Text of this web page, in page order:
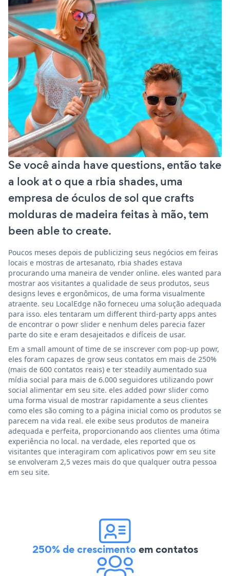
Se você ainda have questions, então take
a look at o que a rbia shades, uma
empresa de óculos de sol que crafts
molduras de madeira feitas à mão, tem
been able to create.
Poucos meses depois de publicizing seus negócios em feiras
locais e mostras de artesanato, rbia shades estava
procurando uma maneira de vender online. eles wanted para
mostrar aos visitantes a qualidade de seus produtos, seus
designs leves e ergonômicos, de uma forma visualmente
atraente. seu LocalEdge não forneceu uma solução adequada
para isso. eles tentaram um different third-party apps antes
de encontrar o powr slider e nenhum deles parecia fazer
parte do site e eram desajeitados e difíceis de usar.
Em a small amount of time de se inscrever com pop-up powr,
eles foram capazes de grow seus contatos em mais de 250%
(mais de 600 contatos reais) e ter steadily aumentado sua
mídia social para mais de 6.000 seguidores utilizando powr
social alimentar em seu site. eles added powr slider como
uma forma visual de mostrar rapidamente a seus clientes
como eles são coming to a página inicial como os produtos se
parecem na vida real. ele exibe seus produtos de maneira
adequada e perfeita, proporcionando aos clientes uma ótima
experiência no local. na verdade, eles reported que os
visitantes que interagiram com aplicativos powr em seu site
se envolveram 2,5 vezes mais do que qualquer outra pessoa
em seu site.
250% de crescimentoem contatos